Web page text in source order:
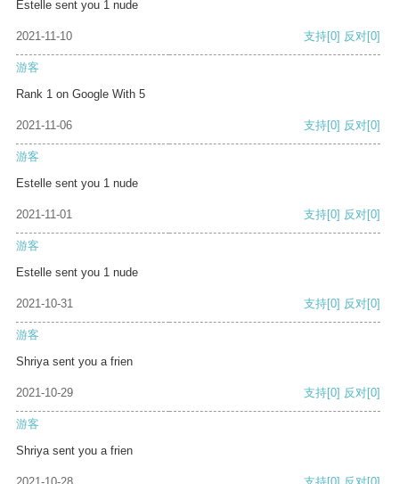
Estelle sent you 1 nude
2021-11-10 支持[0] 反对[0]
游客
Rank 1 on Google With 5
2021-11-06 支持[0] 反对[0]
游客
Estelle sent you 1 nude
2021-11-01 支持[0] 反对[0]
游客
Estelle sent you 1 nude
2021-10-31 支持[0] 反对[0]
游客
Shriya sent you a frien
2021-10-29 支持[0] 反对[0]
游客
Shriya sent you a frien